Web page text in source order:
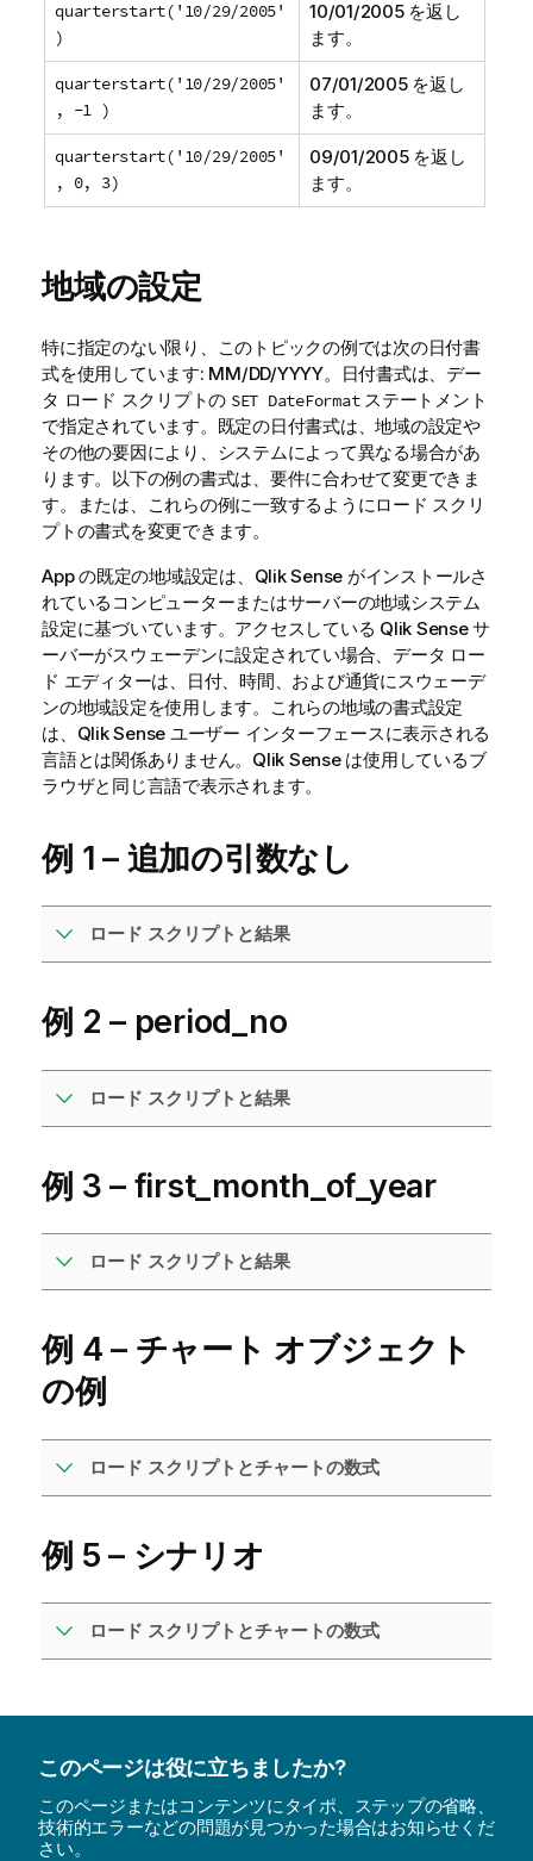
quarterstart('10/29/2005'
)
10/01/2005を返し
ます。
quarterstart('10/29/2005'
, -1 )
07/01/2005を返し
ます。
quarterstart('10/29/2005'
, 0, 3)
09/01/2005を返し
ます。
地域の設定
特に指定のない限り、このトピックの例では次の日付書
式を使用しています: MM/DD/YYYY。日付書式は、デー
タ ロード スクリプトの SET DateFormatステートメント
で指定されています。既定の日付書式は、地域の設定や
その他の要因により、システムによって異なる場合があ
ります。以下の例の書式は、要件に合わせて変更できま
す。または、これらの例に一致するようにロード スクリ
プトの書式を変更できます。
App の既定の地域設定は、 Qlik Sense がインストールさ
れているコンピューターまたはサーバーの地域システム
設定に基づいています。アクセスしている Qlik Senseサ
ーバーがスウェーデンに設定されてい場合、データ ロー
ド エディターは、日付、時間、および通貨にスウェーデ
ンの地域設定を使用します。これらの地域の書式設定
は、 Qlik Sense ユーザー インターフェースに表示される
言語とは関係ありません。 Qlik Senseは使用しているブ
ラウザと同じ言語で表示されます。
例 1 – 追加の引数なし
ロード スクリプトと結果
例 2 – period_no
ロード スクリプトと結果
例 3 – first_month_of_year
ロード スクリプトと結果
例 4 – チャート オブジェクト
の例
ロード スクリプトとチャートの数式
例 5 – シナリオ
ロード スクリプトとチャートの数式
このページは役に立ちましたか?
このページまたはコンテンツにタイポ、ステップの省略、
技術的エラーなどの問題が見つかった場合はお知らせくだ
さい。